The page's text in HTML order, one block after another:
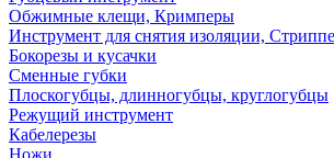
Обжимные клещи, Кримперы
Инструмент для снятия изоляции,
Бокорезы и кусачки
Сменные губки
Плоскогубцы, длинногубцы, круглогубцы
Режущий инструмент
Кабелерезы
Ножи